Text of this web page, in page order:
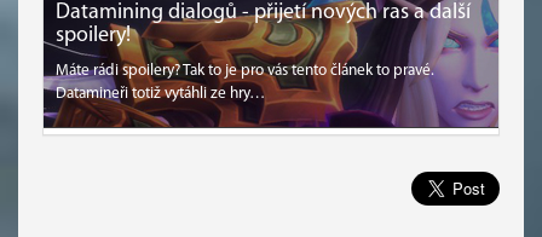
Datamining dialogů - přijetí nových ras a další
spoilery!
Máte rádi spoilery? Tak to je pro vás tento článek to pravé.
Datamineři totiž vytáhli ze hry…